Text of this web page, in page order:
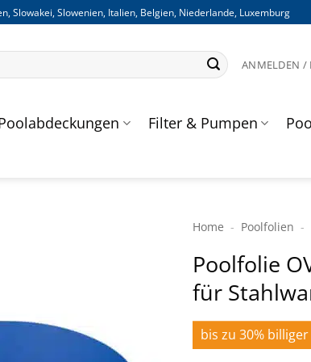
Slowakei, Slowenien, Italien, Belgien, Niederlande, Luxemburg
ANMELDEN /
Filter & Pumpen
Home - Poolfolien -
Poolfolie
für
bis zu 30% billiger